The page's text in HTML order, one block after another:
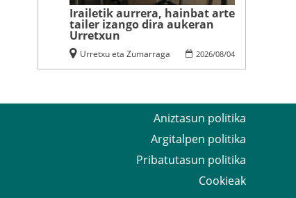
Irailetik aurrera, hainbat arte
tailer izango dira aukeran
Urretxun
2026/08/04
Urretxu eta Zumarraga
Aniztasun politika
Argitalpen politika
Pribatutasun politika
Cookieak